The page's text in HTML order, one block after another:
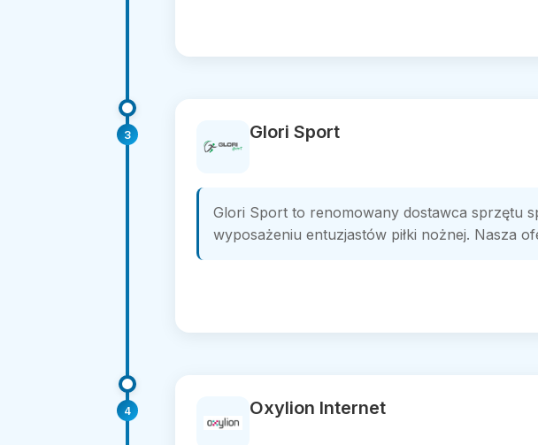
3 Glori Sport
Glori Sport to renomowany dostawca sprzętu
wyposażeniu entuzjastów piłki nożnej. Nasza
4 Oxylion Internet